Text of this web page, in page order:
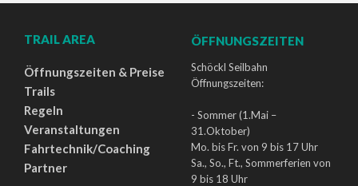
TRAIL AREA
Öffnungszeiten & Preise
Trails
Regeln
Veranstaltungen
Fahrtechnik/Coaching
Partner
ÖFFNUNGSZEITEN
Schöckl Seilbahn
Öffnungszeiten:
- Sommer (1.Mai –
31.Oktober)
Mo. bis Fr. von 9 bis 17 Uhr
Sa., So., Ft., Sommerferien von
9 bis 18 Uhr